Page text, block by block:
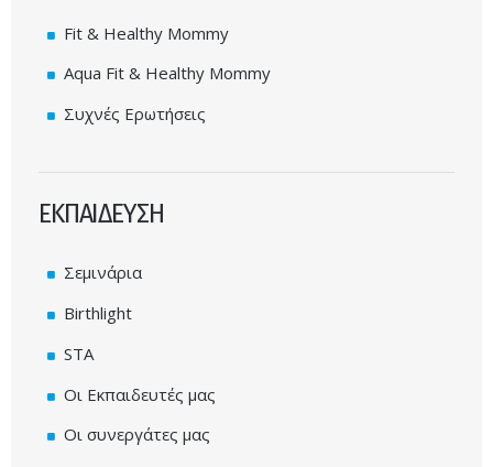
Fit & Healthy Mommy
Aqua Fit & Healthy Mommy
Συχνές Eρωτήσεις
ΕΚΠΑΙΔΕΥΣΗ
Σεμινάρια
Birthlight
STA
Οι Εκπαιδευτές μας
Οι συνεργάτες μας